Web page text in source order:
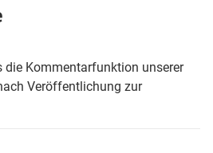
die Kommentarfunktion unserer
Veröffentlichung zur